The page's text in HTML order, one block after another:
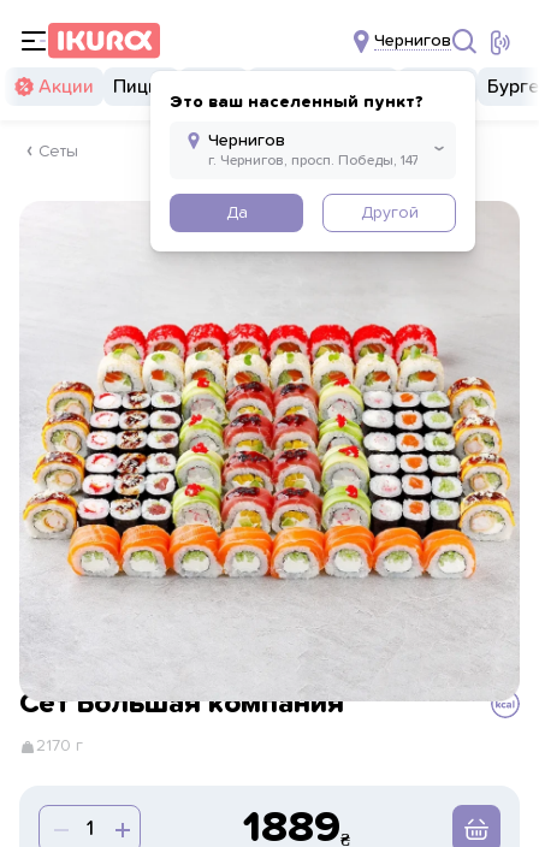
Чернигов
Это ваш населенный пункт?
Да Другой
Акции Пицца
Сеты
Сет Большая компания
2170 г
1889